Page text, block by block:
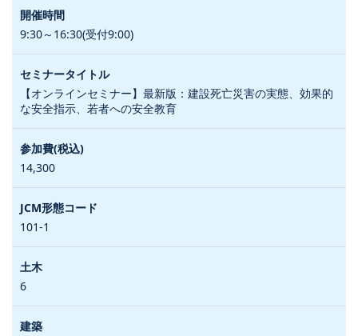
9:30～16:30(受付9:00)
【オンラインセミナー】最新版：建設死亡災害の実態、効果的
な安全指示、若者への安全教育
14,300
101-1
6